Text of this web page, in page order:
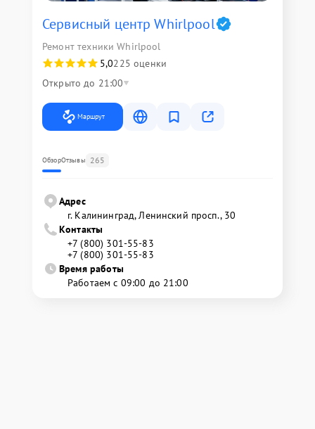
Сервисный центр Whirlpool
Ремонт техники Whirlpool
5,0225 оценки
Открыто до 21:00
Маршрут
ОбзорОтзывы 265
Адрес
г. Калининград, Ленинский просп., 30
Контакты
+7 (800) 301-55-83
+7 (800) 301-55-83
Время работы
Работаем с 09:00 до 21:00